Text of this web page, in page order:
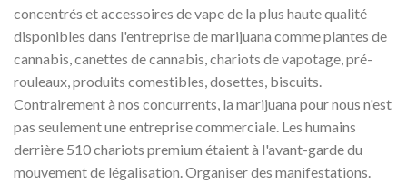
concentrés et accessoires de vape de la plus haute qualité
disponibles dans l'entreprise de marijuana comme plantes de
cannabis, canettes de cannabis, chariots de vapotage, pré-
rouleaux, produits comestibles, dosettes, biscuits.
Contrairement à nos concurrents, la marijuana pour nous n'est
pas seulement une entreprise commerciale. Les humains
derrière 510 chariots premium étaient à l'avant-garde du
mouvement de légalisation. Organiser des manifestations.